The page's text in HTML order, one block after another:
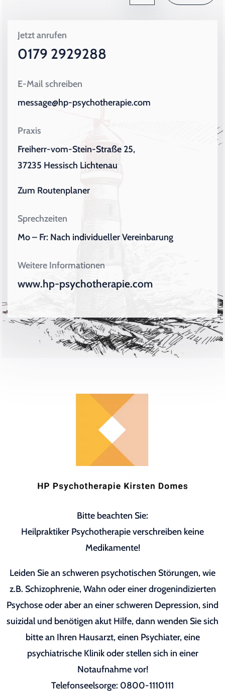
Jetzt anrufen
0179 2929288
E-Mail schreiben
message@hp-psychotherapie.com
Praxis
Freiherr-vom-Stein-Straße 25,
37235 Hessisch Lichtenau
Zum Routenplaner
Sprechzeiten
Mo – Fr: Nach individueller Vereinbarung
Weitere Informationen
www.hp-psychotherapie.com
Bitte beachten Sie:
Heilpraktiker Psychotherapie verschreiben keine
Medikamente!
Leiden Sie an schweren psychotischen Störungen, wie
z.B. Schizophrenie, Wahn oder einer drogenindizierten
Psychose oder aber an einer schweren Depression, sind
suizidal und benötigen akut Hilfe, dann wenden Sie sich
bitte an Ihren Hausarzt, einen Psychiater, eine
psychiatrische Klinik oder stellen sich in einer
Notaufnahme vor!
Telefonseelsorge: 0800-1110111